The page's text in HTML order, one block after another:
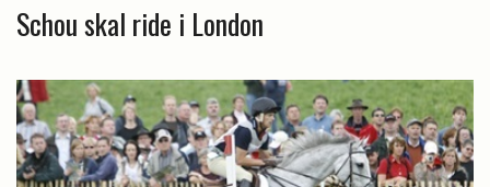
Schou skal ride i London